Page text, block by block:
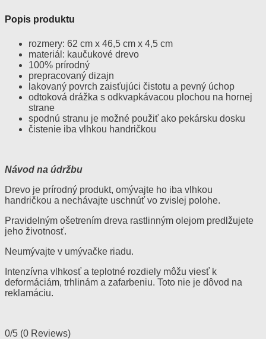
Popis produktu
rozmery: 62 cm x 46,5 cm x 4,5 cm
materiál: kaučukové drevo
100% prírodný
prepracovaný dizajn
lakovaný povrch zaisťujúci čistotu a pevný úchop
odtoková drážka s odkvapkávacou plochou na hornej
strane
spodnú stranu je možné použiť ako pekársku dosku
čistenie iba vlhkou handričkou
Návod na údržbu
Drevo je prírodný produkt, omývajte ho iba vlhkou
handričkou a nechávajte uschnúť vo zvislej polohe.
Pravidelným ošetrením dreva rastlinným olejom predlžujete
jeho životnosť.
Neumývajte v umývačke riadu.
Intenzívna vlhkosť a teplotné rozdiely môžu viesť k
deformáciám, trhlinám a zafarbeniu. Toto nie je dôvod na
reklamáciu.
0/5 (0 Reviews)